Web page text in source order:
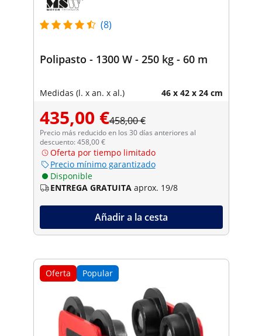
(8)
Polipasto - 1300 W - 250 kg - 60 m
Medidas (l. x an. x al.) 46 x 42 x 24 cm
435,00 €458,00 €
Precio más reducido en los 30 días anteriores al
descuento: 458,00 €
Oferta por tiempo limitado
Precio mínimo garantizado
Disponible
ENTREGA GRATUITA aprox. 19/8
Añadir a la cesta
Oferta Popular